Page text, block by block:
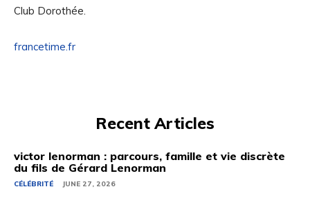
Club Dorothée.
francetime.fr
Recent Articles
victor lenorman : parcours, famille et vie discrète
du fils de Gérard Lenorman
CÉLÉBRITÉ JUNE 27, 2026